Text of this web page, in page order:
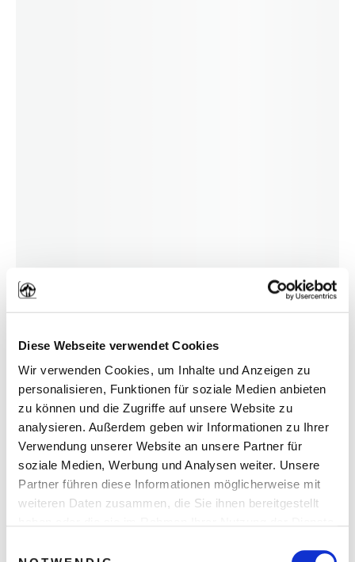
Diese Webseite verwendet Cookies
Wir verwenden Cookies, um Inhalte und Anzeigen zu
personalisieren, Funktionen für soziale Medien anbieten
zu können und die Zugriffe auf unsere Website zu
analysieren. Außerdem geben wir Informationen zu Ihrer
Verwendung unserer Website an unsere Partner für
soziale Medien, Werbung und Analysen weiter. Unsere
Partner führen diese Informationen möglicherweise mit
weiteren Daten zusammen, die Sie ihnen bereitgestellt
Genau so, wie bei dieser extrem kreativen
Variante:
Anmachspruch #7: ​“Wie war dein
Wochenende?” und seine kleine
Schwester